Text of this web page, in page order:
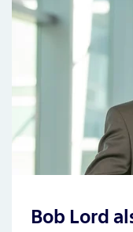
Bob Lord